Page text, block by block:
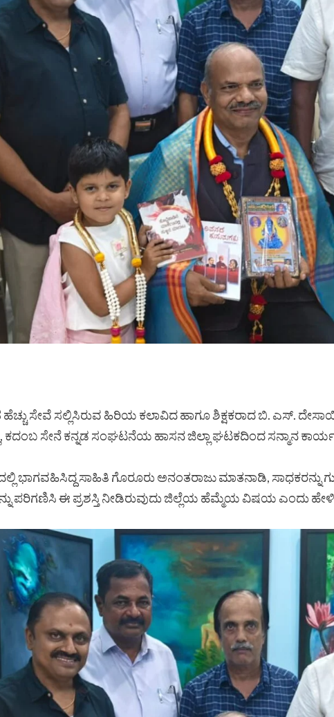
ಹೆಚ್ಚು ಸೇವೆ ಸಲ್ಲಿಸಿರುವ ಹಿರಿಯ ಕಲಾವಿದ ಹಾಗೂ ಶಿಕ್ಷಕರಾದ ಬಿ. ಎಸ್.
ಸೇನೆ ಕನ್ನಡ ಸಂಘಟನೆಯ ಹಾಸನ ಜಿಲ್ಲಾ ಘಟಕದಿಂದ ಸನ್ಮಾನ
ಭಾಗವಹಿಸಿದ್ದ ಸಾಹಿತಿ ಗೊರೂರು ಅನಂತರಾಜು ಮಾತನಾಡಿ,
ಪರಿಗಣಿಸಿ ಈ ಪ್ರಶಸ್ತಿ ನೀಡಿರುವುದು ಜಿಲ್ಲೆಯ ಹೆಮ್ಮೆಯ ವಿಷಯ ಎಂದು